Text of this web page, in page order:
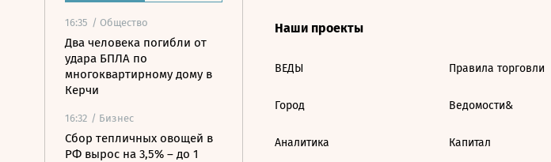
16:35 / Общество
Два человека погибли от
удара БПЛА по
многоквартирному дому в
Керчи
16:32 / Бизнес
Сбор тепличных овощей в
РФ вырос на 3,5% – до 1
Наши проекты
ВЕДЫ
Город
Аналитика
Правила торговли
Ведомости&
Капитал